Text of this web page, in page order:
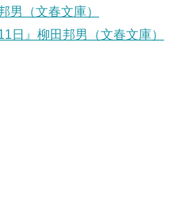
男（文春文庫）
日』柳田邦男（文春文庫）